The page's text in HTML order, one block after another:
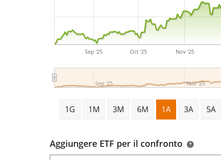
Sep '25 Oct '25 Nov '25
Sep '25 Nov '25
1G 1M 3M 6M 1A 3A 5A
Aggiungere ETF per il confronto